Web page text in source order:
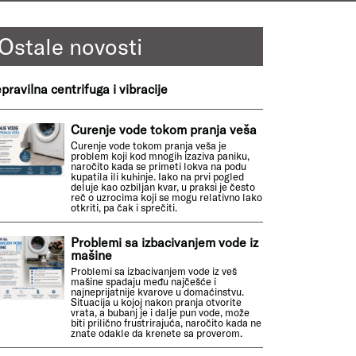
novosti
centrifuga i vibracije
Curenje vode tokom pranja veša
Curenje vode tokom pranja veša je
problem koji kod mnogih izaziva paniku,
naročito kada se primeti lokva na podu
kupatila ili kuhinje. Iako na prvi pogled
deluje kao ozbiljan kvar, u praksi je često
reč o uzrocima koji se mogu relativno lako
otkriti, pa čak i sprečiti.
Problemi sa izbacivanjem vode iz
mašine
Problemi sa izbacivanjem vode iz veš
mašine spadaju među najčešće i
najneprijatnije kvarove u domaćinstvu.
Situacija u kojoj nakon pranja otvorite
vrata, a bubanj je i dalje pun vode, može
biti prilično frustrirajuća, naročito kada ne
znate odakle da krenete sa proverom.